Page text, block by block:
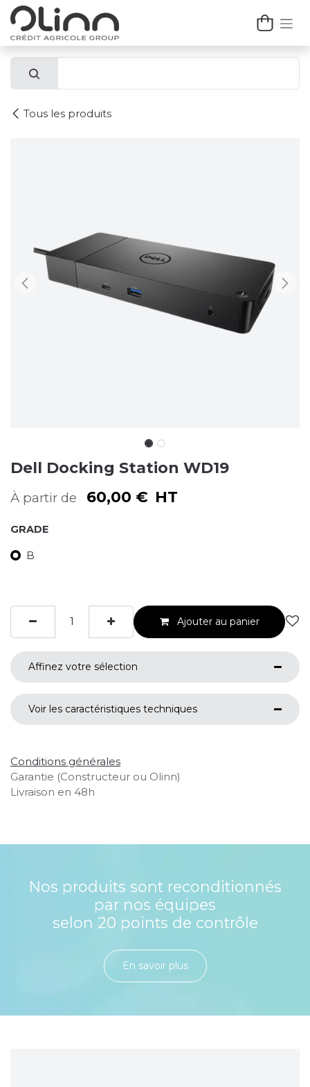
Se rendre au contenu
Tous les produits
Dell Docking Station WD19
À partir de 60,00 € HT
GRADE
B
Ajouter au panier
Affinez votre sélection
Voir les caractéristiques techniques
Conditions générales
Garantie (Constructeur ou Olinn)
Livraison en 48h
Nos produits sont reconditionnés
par nos équipes
selon 20 points de contrôle
En savoir plu​​​​​​​​​​​​​​​​s